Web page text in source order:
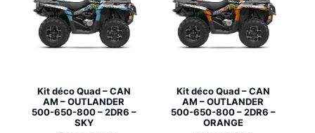
Kit déco Quad – CAN
AM – OUTLANDER
500-650-800 – 2DR6 –
SKY
Kit déco Quad – CAN
AM – OUTLANDER
500-650-800 – 2DR6 –
ORANGE